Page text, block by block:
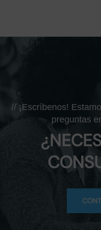
// ¡Escríbenos!
preguntas
actualizarse
serán publicados